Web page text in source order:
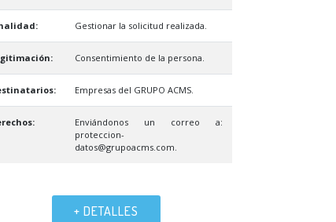
Gestionar la solicitud realizada.
Consentimiento de la persona.
Empresas del GRUPO ACMS.
Enviándonos un correo a:
proteccion-
datos@grupoacms.com.
+ DETALLES